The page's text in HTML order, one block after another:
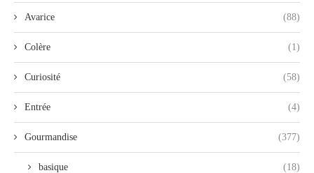
Avarice (88)
Colère (1)
Curiosité (58)
Entrée (4)
Gourmandise (377)
basique (18)